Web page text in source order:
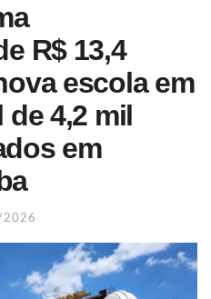
R$ 13,4
escola em
4,2 mil
em